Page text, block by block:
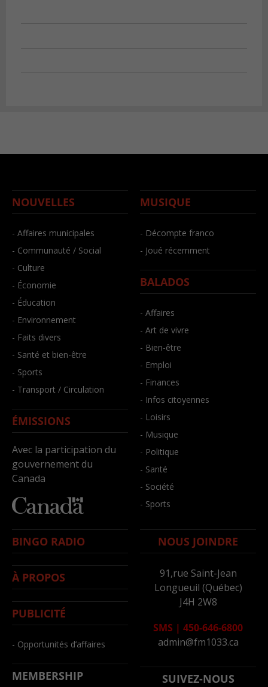
NOUVELLES
- Affaires municipales
- Communauté / Social
- Culture
- Économie
- Éducation
- Environnement
- Faits divers
- Santé et bien-être
- Sports
- Transport / Circulation
ÉMISSIONS
Avec la participation du
gouvernement du
Canada
MUSIQUE
- Décompte franco
- Joué récemment
BALADOS
- Affaires
- Art de vivre
- Bien-être
- Emploi
- Finances
- Infos citoyennes
- Loisirs
- Musique
- Politique
- Santé
- Société
- Sports
BINGO RADIO
À PROPOS
PUBLICITÉ
- Opportunités d’affaires
MEMBERSHIP
NOUS JOINDRE
91,rue Saint-Jean
Longueuil (Québec)
J4H 2W8
SMS | 450-646-6800
admin@fm1033.ca
SUIVEZ-NOUS